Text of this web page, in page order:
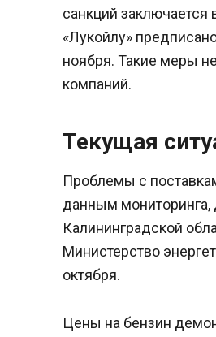
санкций заключается
«Лукойлу»
ноября. Такие меры
компаний.
Текущая
Проблемы с
данным мониторинга,
Калининградской
Министерство
октября.
Цены на бензин